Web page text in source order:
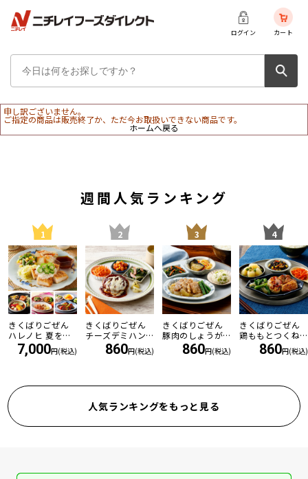
ログイン カート
申し訳ございません。
ご指定の商品は販売終了か、ただ今お取扱いできない商品です。
ホームへ戻る
週間人気ランキング
1
きくばりごぜん
ハレノヒ 夏を乗
り切る8食セット
・2026年8月
7,000円(税込)
2
きくばりごぜん
チーズデミハン
バーグ860円(税込)
3
きくばりごぜん
豚肉のしょうが
860円(税込)
4
きくばりごぜん
鶏ももとつくね
の炭火焼き
860円(税込)
人気ランキングをもっと見る